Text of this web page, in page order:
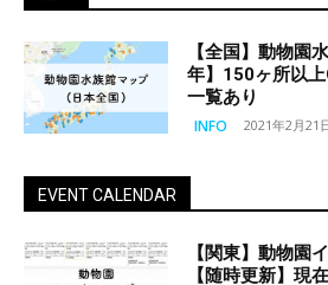
【全国】動物園
年】150ヶ所以
一覧あり
INFO 2021年2月21
EVENT CALENDAR
【関東】動物園
【随時更新】現